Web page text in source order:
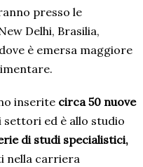
presso le
Delhi, Brasilia,
è emersa maggiore
inserite circa 50 nuove
settori ed è allo studio
di studi specialistici,
nella carriera